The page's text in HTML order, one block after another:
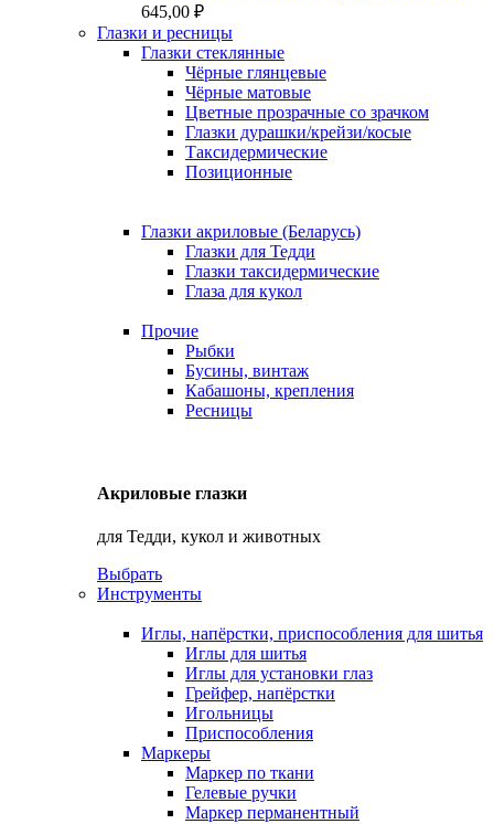
645,00 ₽
Глазки и ресницы
Глазки стеклянные
Чёрные глянцевые
Чёрные матовые
Цветные прозрачные со зрачком
Глазки дурашки/крейзи/косые
Таксидермические
Позиционные
Глазки акриловые (Беларусь)
Глазки для Тедди
Глазки таксидермические
Глаза для кукол
Прочие
Рыбки
Бусины, винтаж
Кабашоны, крепления
Ресницы
Акриловые глазки
для Тедди, кукол и животных
Выбрать
Инструменты
Иглы, напёрстки, приспособления для шитья
Иглы для шитья
Иглы для установки глаз
Грейфер, напёрстки
Игольницы
Приспособления
Маркеры
Маркер по ткани
Гелевые ручки
Маркер перманентный